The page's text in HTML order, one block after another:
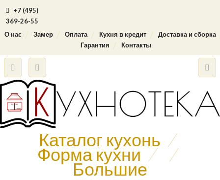
+7 (495)
369-26-55
О нас
Замер Оплата Кухня в кредит
Доставка и сборка
Гарантия
Контакты
Каталог кухонь /
Форма кухни / /
Большие